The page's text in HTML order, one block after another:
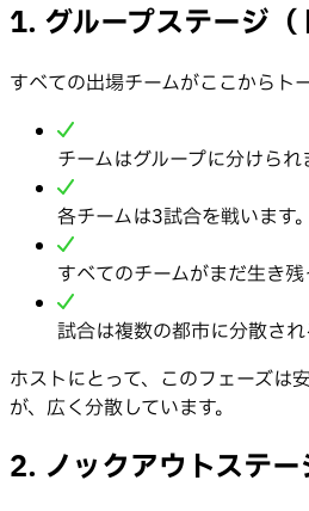
1. グループステージ（
すべての出場チームがここからト
チームはグループに分けられ
各チームは3試合を戦います。
すべてのチームがまだ生き
試合は複数の都市に分散さ
ホストにとって、このフェーズは
が、広く分散しています。
2. ノックアウトステー